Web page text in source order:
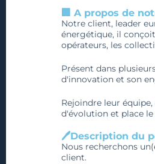
🏢 A propos de
Notre client, leader
énergétique, il
opérateurs, les
Présent dans
d'innovation et son
Rejoindre leur
d'évolution et place
🖊️Description du
Nous recherchons
client.